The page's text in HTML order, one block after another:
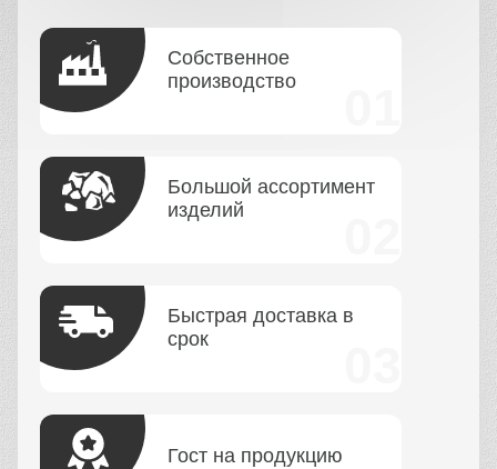
Собственное
производство
Большой ассортимент
изделий
Быстрая доставка в
срок
Гост на продукцию